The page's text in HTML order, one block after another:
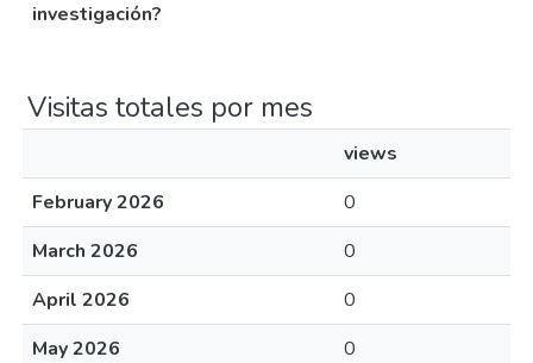
investigación?
Visitas totales por mes
views
February 2026
0
March 2026
0
April 2026
0
May 2026
0